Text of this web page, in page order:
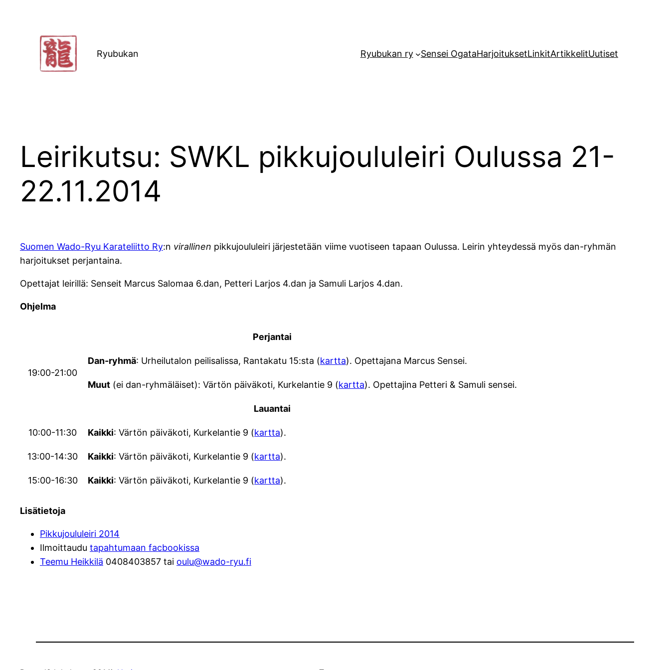
Ryubukan Ryubukan ry Sensei OgataHarjoituksetLinkitArtikkelitUutiset
Leirikutsu: SWKL pikkujoululeiri Oulussa 21-
22.11.2014
Suomen Wado-Ryu Karateliitto Ry:n virallinen pikkujoululeiri järjestetään viime vuotiseen tapaan Oulussa. Leirin yhteydessä myös dan-ryhmän
harjoitukset perjantaina.
Opettajat leirillä: Senseit Marcus Salomaa 6.dan, Petteri Larjos 4.dan ja Samuli Larjos 4.dan.
Ohjelma
Perjantai
19:00-21:00
Dan-ryhmä: Urheilutalon peilisalissa, Rantakatu 15:sta (kartta). Opettajana Marcus Sensei.
Muut (ei dan-ryhmäläiset): Värtön päiväkoti, Kurkelantie 9 (kartta). Opettajina Petteri & Samuli sensei.
Lauantai
10:00-11:30 Kaikki: Värtön päiväkoti, Kurkelantie 9 (kartta).
13:00-14:30 Kaikki: Värtön päiväkoti, Kurkelantie 9 (kartta).
15:00-16:30 Kaikki: Värtön päiväkoti, Kurkelantie 9 (kartta).
Lisätietoja
Pikkujoululeiri 2014
Ilmoittaudu tapahtumaan facbookissa
Teemu Heikkilä 0408403857 tai oulu@wado-ryu.fi